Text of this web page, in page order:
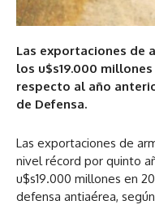
Las exportaciones de
los u$s19.000
respecto al año
de Defensa.
Las exportaciones de
nivel récord por quinto
u$s19.000 millones en
defensa antiaérea,